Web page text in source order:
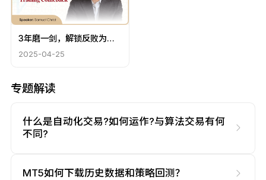
3年磨一剑，解锁反败为胜
秘籍
2025-04-25
专题解读
什么是自动化交易?如何运作?与算法交易有何
不同?
MT5如何下载历史数据和策略回测？